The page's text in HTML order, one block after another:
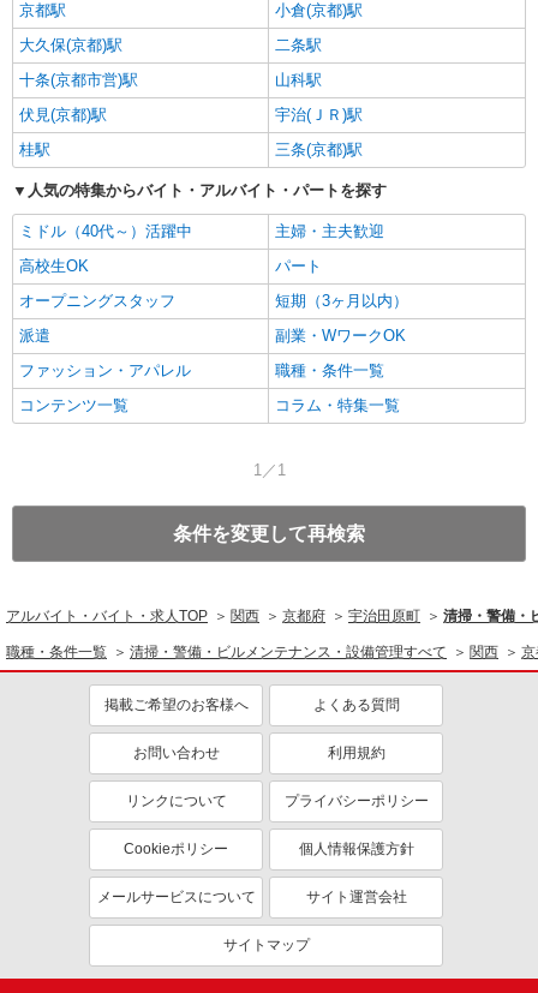
京都駅
小倉(京都)駅
大久保(京都)駅
二条駅
十条(京都市営)駅
山科駅
伏見(京都)駅
宇治(ＪＲ)駅
桂駅
三条(京都)駅
人気の特集からバイト・アルバイト・パートを探す
ミドル（40代～）活躍中
主婦・主夫歓迎
高校生OK
パート
オープニングスタッフ
短期（3ヶ月以内）
派遣
副業・WワークOK
ファッション・アパレル
職種・条件一覧
コンテンツ一覧
コラム・特集一覧
1／1
条件を変更して再検索
アルバイト・バイト・求人TOP 関西 京都府 宇治田原町 清掃・警備・
職種・条件一覧 清掃・警備・ビルメンテナンス・設備管理すべて 関西
掲載ご希望のお客様へ よくある質問
お問い合わせ 利用規約
リンクについて プライバシーポリシー
Cookieポリシー 個人情報保護方針
メールサービスについて サイト運営会社
サイトマップ